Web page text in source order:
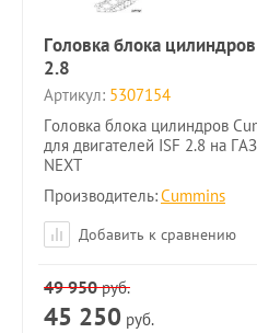
Головка блока
2.8
Артикул: 5307154
Головка блока цилиндров
для двигателей ISF 2.8 на
NEXT
Производитель:Cummins
Добавить к сравнению
49 950руб.
45 250 руб.